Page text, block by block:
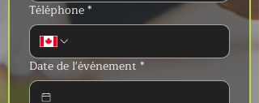
Téléphone*
Date de l'événement *